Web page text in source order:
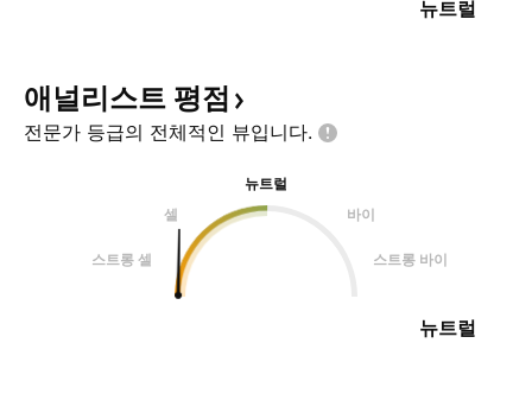
뉴트럴
애널리스트 평점
전문가 등급의 전체적인 뷰입니다.
뉴트럴
셀
바이
스트롱 셀 스트롱 바이
뉴트럴